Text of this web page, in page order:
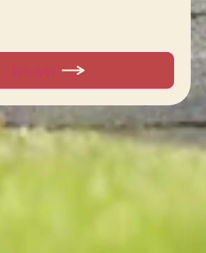
Envoyer